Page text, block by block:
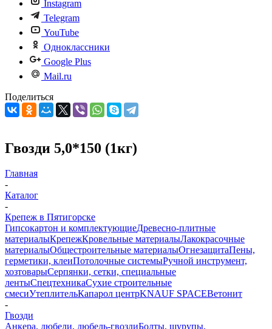
Instagram
Telegram
YouTube
Одноклассники
Google Plus
Mail.ru
Поделиться
Гвозди 5,0*150 (1кг)
Главная
-
Каталог
-
Крепеж в Пятигорске
Гипсокартон и комплектующиеДревесно-плитные
материалыКрепежКровельные материалыЛакокрасочные
материалыОбщестроительные материалыОгнезащитаПены,
герметики, клеиПотолочные системыРучной инструмент,
хозтоварыСерпянки, сетки, специальные
лентыСпецтехникаСухие строительные
смесиУтеплительКапарол центрKNAUF SPACEВетонит
-
Гвозди
Анкера, дюбели, дюбель-гвоздиБолты, шурупы,